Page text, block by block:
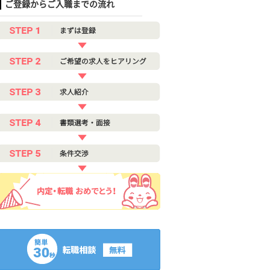
ご登録からご入職までの流れ